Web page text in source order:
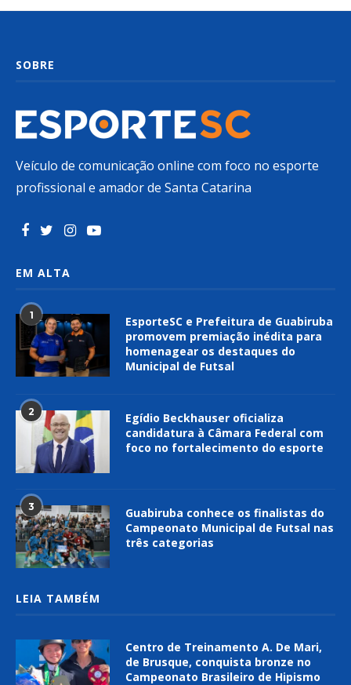
SOBRE
Veículo de comunicação online com foco no esporte
profissional e amador de Santa Catarina
EM ALTA
1
EsporteSC e Prefeitura de Guabiruba
promovem premiação inédita para
homenagear os destaques do
Municipal de Futsal
2
Egídio Beckhauser oficializa
candidatura à Câmara Federal com
foco no fortalecimento do esporte
3
Guabiruba conhece os finalistas do
Campeonato Municipal de Futsal nas
três categorias
LEIA TAMBÉM
Centro de Treinamento A. De Mari,
de Brusque, conquista bronze no
Campeonato Brasileiro de Hipismo